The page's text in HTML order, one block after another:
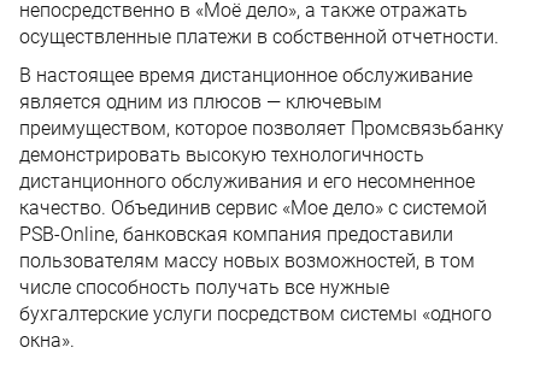
непосредственно в «Моё дело», а также отражать
осуществленные платежи в собственной отчетности.
В настоящее время дистанционное обслуживание
является одним из плюсов — ключевым
преимуществом, которое позволяет Промсвязьбанку
демонстрировать высокую технологичность
дистанционного обслуживания и его несомненное
качество. Объединив сервис «Мое дело» с системой
PSB-Online, банковская компания предоставили
пользователям массу новых возможностей, в том
числе способность получать все нужные
бухгалтерские услуги посредством системы «одного
окна».